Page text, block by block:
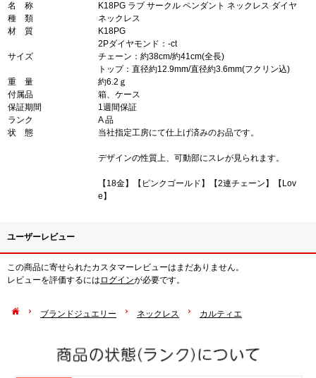
名 称
K18PG ラブ サークル ペンダント ネックレス ダイヤ
種 類
ネックレス
材 質
K18PG
2Pダイヤモンド：-ct
サイズ
チェーン：約38cm/約41cm(全長)
トップ：直径約12.9mm/直径約3.6mm(フクリン込)
重 量
約6.2ｇ
付属品
箱、ケース
保証期間
1週間保証
ランク
A 品
状 態
当社指定工房にて仕上げ済みのお品です。
デザインの性質上、可動部にスレが見られます。
【18金】【ピンクゴールド】【2連チェーン】【Lov
e】
ユーザーレビュー
この商品に寄せられたカスタマーレビューはまだありません。
レビューを評価するには ログインが必要です。
ブランドジュエリー ネックレス カルティエ